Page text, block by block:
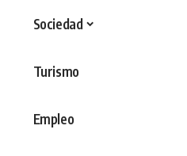
Sociedad
Turismo
Empleo